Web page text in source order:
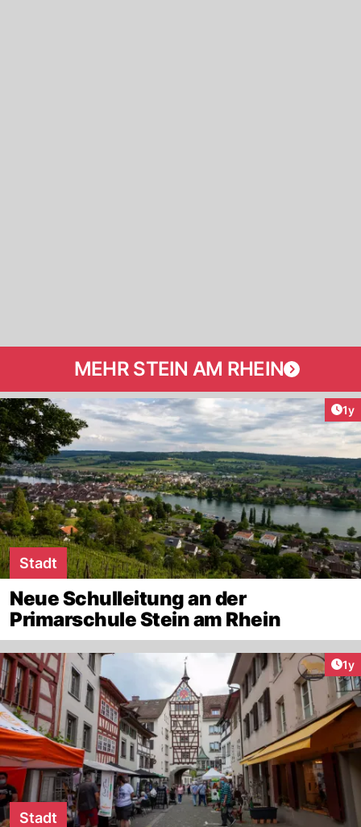
MEHR STEIN AM RHEIN
1y
Stadt
Neue Schulleitung an der
Primarschule Stein am Rhein
1y
Stadt